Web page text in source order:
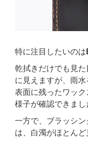
特に注目したいのは
乾拭きだけでも見
に見えますが、雨水
表面に残ったワッ
様子が確認できまし
一方で、ブラッシ
は、白濁がほとんど